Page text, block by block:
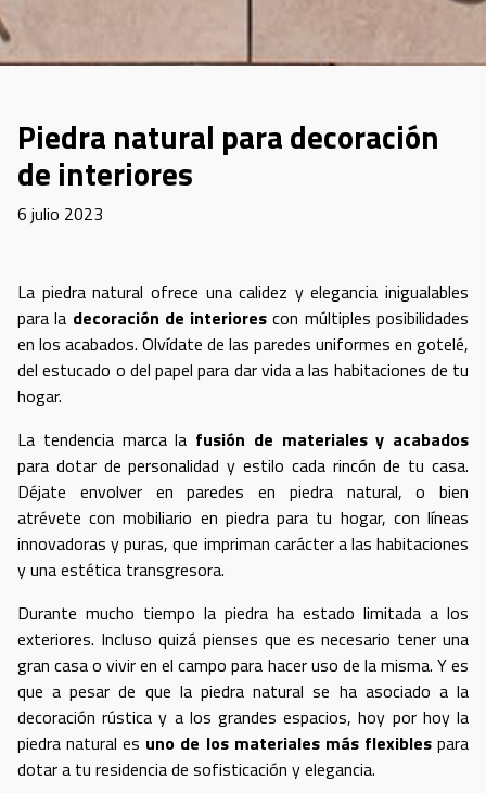
Piedra natural para decoración
de interiores
6 julio 2023
La piedra natural ofrece una calidez y elegancia inigualables
para la decoración de interiores con múltiples posibilidades
en los acabados. Olvídate de las paredes uniformes en gotelé,
del estucado o del papel para dar vida a las habitaciones de tu
hogar.
La tendencia marca la fusión de materiales y acabados
para dotar de personalidad y estilo cada rincón de tu casa.
Déjate envolver en paredes en piedra natural, o bien
atrévete con mobiliario en piedra para tu hogar, con líneas
innovadoras y puras, que impriman carácter a las habitaciones
y una estética transgresora.
Durante mucho tiempo la piedra ha estado limitada a los
exteriores. Incluso quizá pienses que es necesario tener una
gran casa o vivir en el campo para hacer uso de la misma. Y es
que a pesar de que la piedra natural se ha asociado a la
decoración rústica y a los grandes espacios, hoy por hoy la
piedra natural es uno de los materiales más flexiblespara
dotar a tu residencia de sofisticación y elegancia.